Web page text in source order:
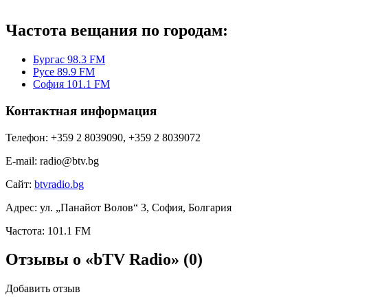
Частота вещания по городам:
Бургас 98.3 FM
Русе 89.9 FM
София 101.1 FM
Контактная информация
Телефон: +359 2 8039090, +359 2 8039072
E-mail: radio@btv.bg
Сайт: btvradio.bg
Адрес: ул. „Панайот Волов“ 3, София, Болгария
Частота: 101.1 FM
Отзывы о «bTV Radio» (0)
Добавить отзыв